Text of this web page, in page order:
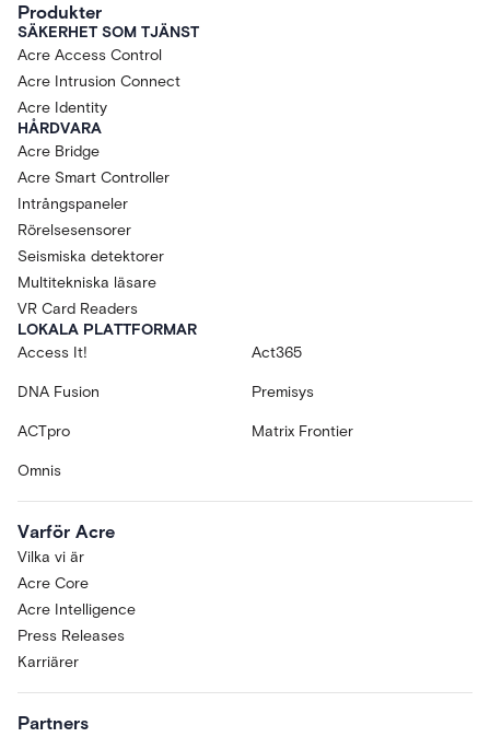
Produkter
SÄKERHET SOM TJÄNST
Acre Access Control
Acre Intrusion Connect
Acre Identity
HÅRDVARA
Acre Bridge
Acre Smart Controller
Intrångspaneler
Rörelsesensorer
Seismiska detektorer
Multitekniska läsare
VR Card Readers
LOKALA PLATTFORMAR
Access It!
Act365
DNA Fusion Premisys
ACTpro Matrix Frontier
Omnis
Varför Acre
Vilka vi är
Acre Core
Acre Intelligence
Press Releases
Karriärer
Partners